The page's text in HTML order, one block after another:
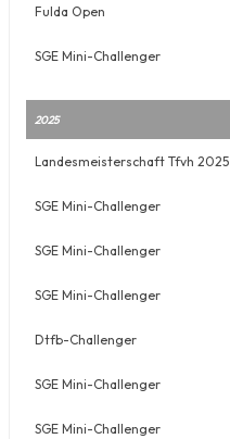
Fulda Open
SGE Mini-Challenger
2025
Landesmeisterschaft Tfvh 2025
SGE Mini-Challenger
SGE Mini-Challenger
SGE Mini-Challenger
Dtfb-Challenger
SGE Mini-Challenger
SGE Mini-Challenger